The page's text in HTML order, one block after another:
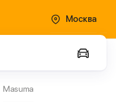
Москва
Masuma